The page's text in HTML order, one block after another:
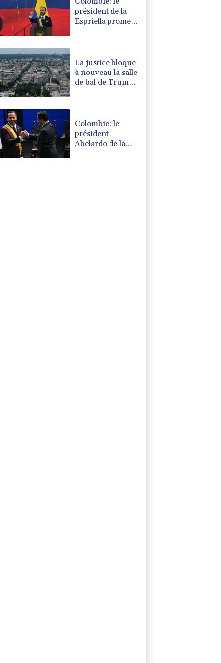
président de la
Espriella promet
La justice bloque
à nouveau la salle
de bal de Trump,
Colombie: le
président
Abelardo de la